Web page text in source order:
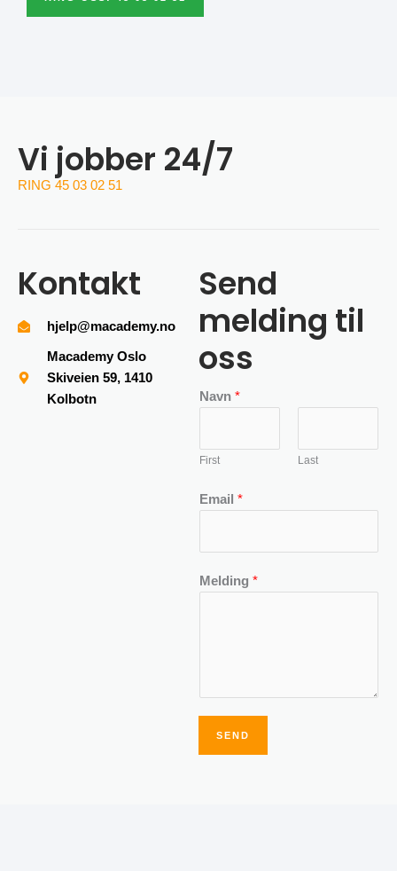
Vi jobber 24/7
RING 45 03 02 51
Kontakt
hjelp@macademy.no
Macademy Oslo
Skiveien 59, 1410
Kolbotn
Send
melding til
oss
Navn *
First Last
Email *
Melding *
SEND